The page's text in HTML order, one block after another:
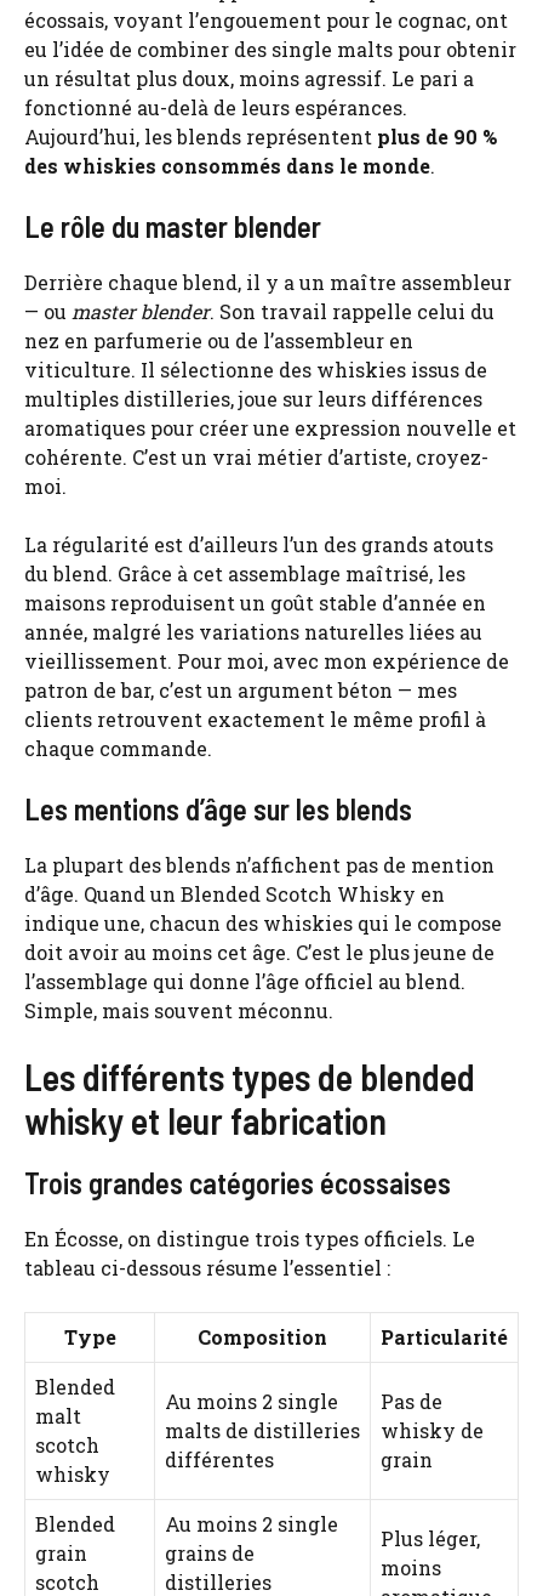
écossais, voyant l’engouement pour le cognac, ont
eu l’idée de combiner des single malts pour obtenir
un résultat plus doux, moins agressif. Le pari a
fonctionné au-delà de leurs espérances.
Aujourd’hui, les blends représentent plus de 90 %
des whiskies consommés dans le monde.
Le rôle du master blender
Derrière chaque blend, il y a un maître assembleur
— ou master blender. Son travail rappelle celui du
nez en parfumerie ou de l’assembleur en
viticulture. Il sélectionne des whiskies issus de
multiples distilleries, joue sur leurs différences
aromatiques pour créer une expression nouvelle et
cohérente. C’est un vrai métier d’artiste, croyez-
moi.
La régularité est d’ailleurs l’un des grands atouts
du blend. Grâce à cet assemblage maîtrisé, les
maisons reproduisent un goût stable d’année en
année, malgré les variations naturelles liées au
vieillissement. Pour moi, avec mon expérience de
patron de bar, c’est un argument béton — mes
clients retrouvent exactement le même profil à
chaque commande.
Les mentions d’âge sur les blends
La plupart des blends n’affichent pas de mention
d’âge. Quand un Blended Scotch Whisky en
indique une, chacun des whiskies qui le compose
doit avoir au moins cet âge. C’est le plus jeune de
l’assemblage qui donne l’âge officiel au blend.
Simple, mais souvent méconnu.
Les différents types de blended
whisky et leur fabrication
Trois grandes catégories écossaises
En Écosse, on distingue trois types officiels. Le
tableau ci-dessous résume l’essentiel :
Type Composition
Particularité
Blended
malt
scotch
whisky
Au moins 2 single
malts de distilleries
différentes
Pas de
whisky de
grain
Blended
grain
scotch
Au moins 2 single
grains de
distilleries
Plus léger,
moins